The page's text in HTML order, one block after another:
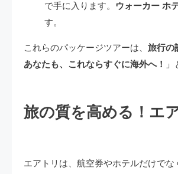
で手に入ります。 ウォーカー ホ
す。
これらのパッケージツアーは、 旅行の
あなたも、これならすぐに海外へ！
旅の質を高める！エ
エアトリは、航空券やホテルだけで